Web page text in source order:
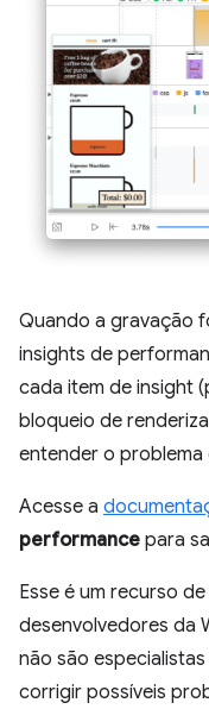
Quando a gravação
insights de
cada item de insight
bloqueio de
entender o
Acesse a
performance para
Esse é um recurso
desenvolvedores da
não são
corrigir possíveis